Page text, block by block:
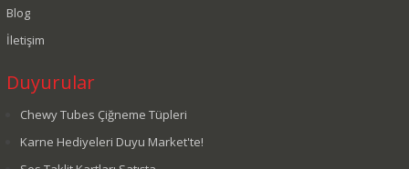
Blog
İletişim
Duyurular
Chewy Tubes Çiğneme Tüpleri
Karne Hediyeleri Duyu Market'te!